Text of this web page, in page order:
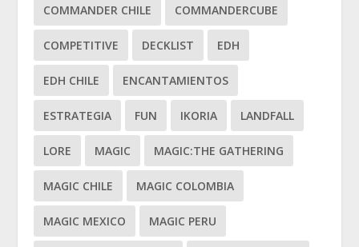
COMMANDER CHILE COMMANDERCUBE
COMPETITIVE DECKLIST EDH
EDH CHILE ENCANTAMIENTOS
ESTRATEGIA FUN IKORIA LANDFALL
LORE MAGIC MAGIC:THE GATHERING
MAGIC CHILE MAGIC COLOMBIA
MAGIC MEXICO MAGIC PERU